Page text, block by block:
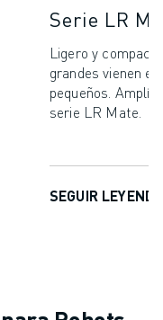
Serie LR
Ligero y
grandes vienen
pequeños.
serie LR Mate.
SEGUIR LEYENDO